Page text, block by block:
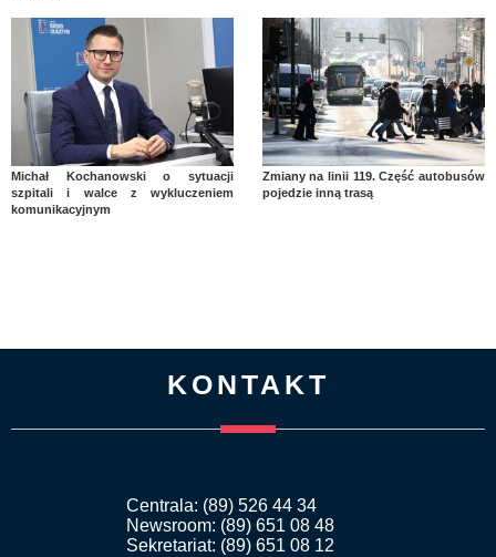
Michał Kochanowski o sytuacji
szpitali i walce z wykluczeniem
komunikacyjnym
Zmiany na linii 119. Część autobusów
pojedzie inną trasą
KONTAKT
Centrala: (89) 526 44 34
Newsroom: (89) 651 08 48
Sekretariat: (89) 651 08 12